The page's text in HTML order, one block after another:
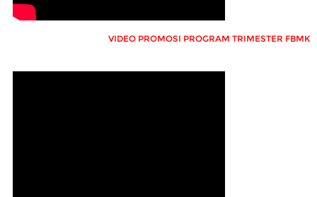
VIDEO PROMOSI PROGRAM TRIMESTER FBMK